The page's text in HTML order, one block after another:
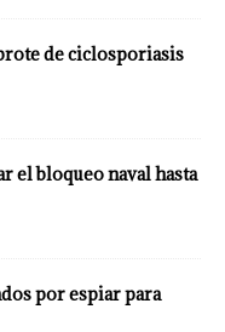
de ciclosporiasis
el bloqueo naval hasta
por espiar para